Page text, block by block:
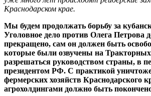
Краснодарском крае.
Мы будем продолжать борьбу за
Уголовное дело против Олега Петрова
прекращено, сам он должен быть
которые были озвучены на
разрешаться руководством страны, в
президентом РФ. С практикой
фермерских хозяйств Краснодарского
агрохолдингами должно быть